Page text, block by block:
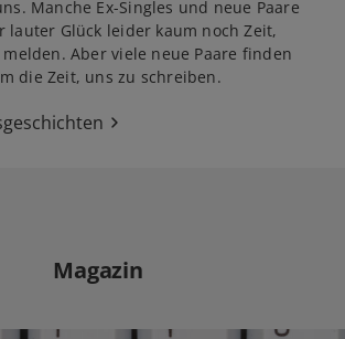
Manche Ex-Singles und neue Paare
lauter Glück leider kaum noch Zeit,
Aber viele neue Paare finden
die Zeit, uns zu schreiben.
Magazin